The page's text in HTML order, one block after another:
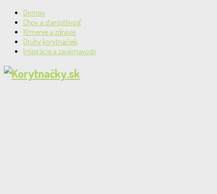
Domov
Chov a starostlivosť
Kŕmenie a zdravie
Druhy korytnačiek
Inšpirácie a zaujímavosti